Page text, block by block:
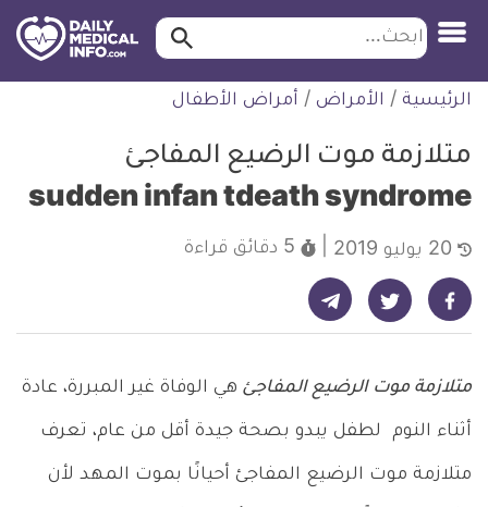
التخطي
للمحتوى
ابحث ابحث…
الرئيسية / الأمراض / أمراض الأطفال
متلازمة موت الرضيع المفاجئ
sudden infan tdeath syndrome
5 دقائق قراءة
شارك على فيسبوك - ديلي ميديكال انفو شارك على تويتر - ديلي ميديكال انفو شارك على تيليجرام - ديلي ميديكال انفو
متلازمة موت الرضيع المفاجئ هي الوفاة غير المبررة، عادة
أثناء النوم لطفل يبدو بصحة جيدة أقل من عام، تعرف
متلازمة موت الرضيع المفاجئ أحيانًا بموت المهد لأن